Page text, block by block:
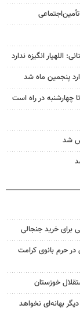
اللهیار انگیزه ندارد
پنجمین ماه شد
چهارشنبه در راه است
شد
برای خرید جنجالی
حرم بانوی کرامت
خوزستان
بهانه‌ای نخواهد